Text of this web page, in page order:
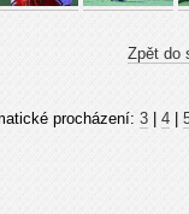
Zpět do
procházení: 3| 4|